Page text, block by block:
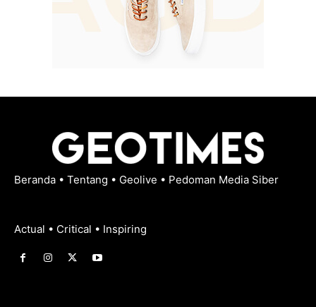
Beranda • Tentang • Geolive • Pedoman Media Siber
Actual • Critical • Inspiring